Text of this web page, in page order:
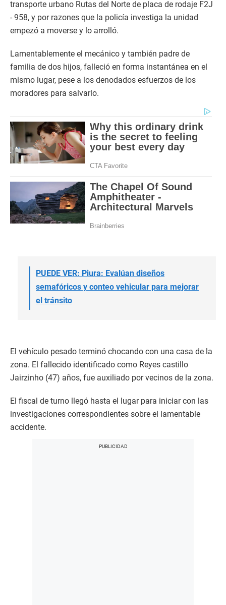
transporte urbano Rutas del Norte de placa de rodaje F2J
- 958, y por razones que la policía investiga la unidad
empezó a moverse y lo arrolló.
Lamentablemente el mecánico y también padre de
familia de dos hijos, falleció en forma instantánea en el
mismo lugar, pese a los denodados esfuerzos de los
moradores para salvarlo.
PUEDE VER: Piura: Evalúan diseños
semafóricos y conteo vehicular para mejorar
el tránsito
El vehículo pesado terminó chocando con una casa de la
zona. El fallecido identificado como Reyes castillo
Jairzinho (47) años, fue auxiliado por vecinos de la zona.
El fiscal de turno llegó hasta el lugar para iniciar con las
investigaciones correspondientes sobre el lamentable
accidente.